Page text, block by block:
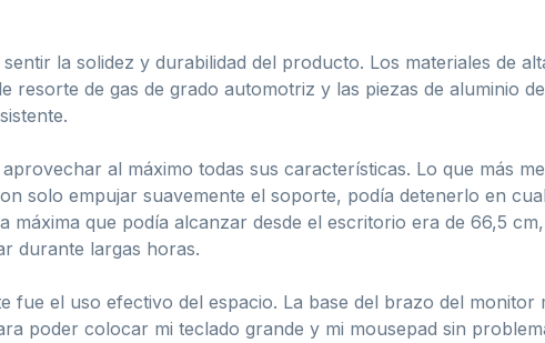
la solidez y durabilidad del producto. Los materiales de
resorte de gas de grado automotriz y las piezas de aluminio
al máximo todas sus características. Lo que más
solo empujar suavemente el soporte, podía detenerlo en
máxima que podía alcanzar desde el escritorio era de 66,5
durante largas horas.
fue el uso efectivo del espacio. La base del brazo del
poder colocar mi teclado grande y mi mousepad sin